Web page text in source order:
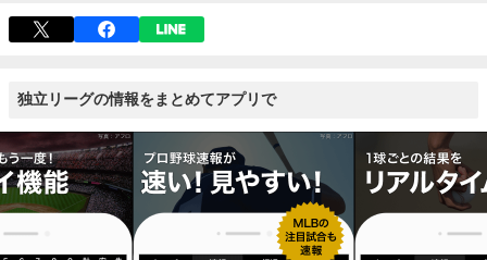
独立リーグの情報をまとめてアプリで